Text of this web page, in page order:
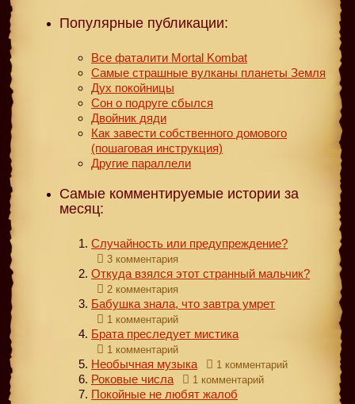
Популярные публикации:
Все фаталити Mortal Kombat
Самые страшные вулканы планеты Земля
Дух покойницы
Сон о подруге сбылся
Двойник дяди
Как завести собственного домового
(пошаговая инструкция)
Другие параллели
Самые комментируемые истории за
месяц:
Случайность или предупреждение?
3 комментария
Откуда взялся этот странный мальчик?
2 комментария
Бабушка знала, что завтра умрет
1 комментарий
Брата преследует мистика
1 комментарий
Необычная музыка 1 комментарий
Роковые числа 1 комментарий
Покойные не любят жалоб